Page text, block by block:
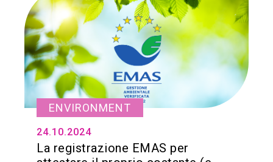
ENVIRONMENT
24.10.2024
La registrazione EMAS per